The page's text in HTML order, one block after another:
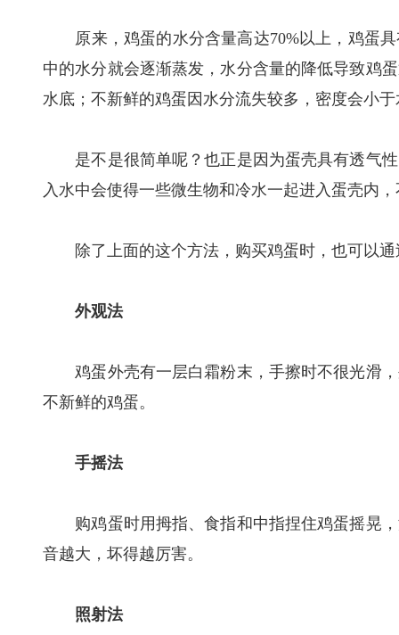
原来，鸡蛋的水分含量高达70%以上，鸡蛋具
中的水分就会逐渐蒸发，水分含量的降低导致鸡
水底；不新鲜的鸡蛋因水分流失较多，密度会小
是不是很简单呢？也正是因为蛋壳具有透气性
入水中会使得一些微生物和冷水一起进入蛋壳内
除了上面的这个方法，购买鸡蛋时，也可以通
外观法
鸡蛋外壳有一层白霜粉末，手擦时不很光滑，
不新鲜的鸡蛋。
手摇法
购鸡蛋时用拇指、食指和中指捏住鸡蛋摇晃，
音越大，坏得越厉害。
照射法